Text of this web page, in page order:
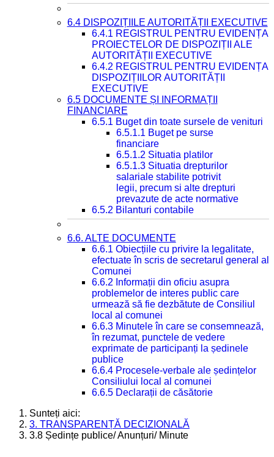
6.4 DISPOZIȚIILE AUTORITĂȚII EXECUTIVE
6.4.1 REGISTRUL PENTRU EVIDENȚA
PROIECTELOR DE DISPOZIȚII ALE
AUTORITĂȚII EXECUTIVE
6.4.2 REGISTRUL PENTRU EVIDENȚA
DISPOZIȚIILOR AUTORITĂȚII
EXECUTIVE
6.5 DOCUMENTE ȘI INFORMAȚII
FINANCIARE
6.5.1 Buget din toate sursele de venituri
6.5.1.1 Buget pe surse
financiare
6.5.1.2 Situatia platilor
6.5.1.3 Situatia drepturilor
salariale stabilite potrivit
legii, precum si alte drepturi
prevazute de acte normative
6.5.2 Bilanturi contabile
6.6. ALTE DOCUMENTE
6.6.1 Obiecțiile cu privire la legalitate,
efectuate în scris de secretarul general al
Comunei
6.6.2 Informații din oficiu asupra
problemelor de interes public care
urmează să fie dezbătute de Consiliul
local al comunei
6.6.3 Minutele în care se consemnează,
în rezumat, punctele de vedere
exprimate de participanți la ședinele
publice
6.6.4 Procesele-verbale ale ședințelor
Consiliului local al comunei
6.6.5 Declarații de căsătorie
Sunteți aici:
3. TRANSPARENȚĂ DECIZIONALĂ
3.8 Ședințe publice/ Anunțuri/ Minute